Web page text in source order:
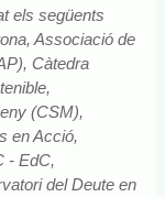
els següents
Associació de
Càtedra
(CSM),
en Acció,
- EdC,
del Deute en